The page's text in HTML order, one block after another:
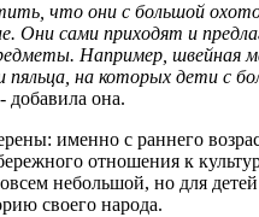
что они с большой
Они сами приходят и
Например, швейная
пяльца, на которых дети с
добавила она.
именно с раннего
отношения к
небольшой, но для
своего народа.